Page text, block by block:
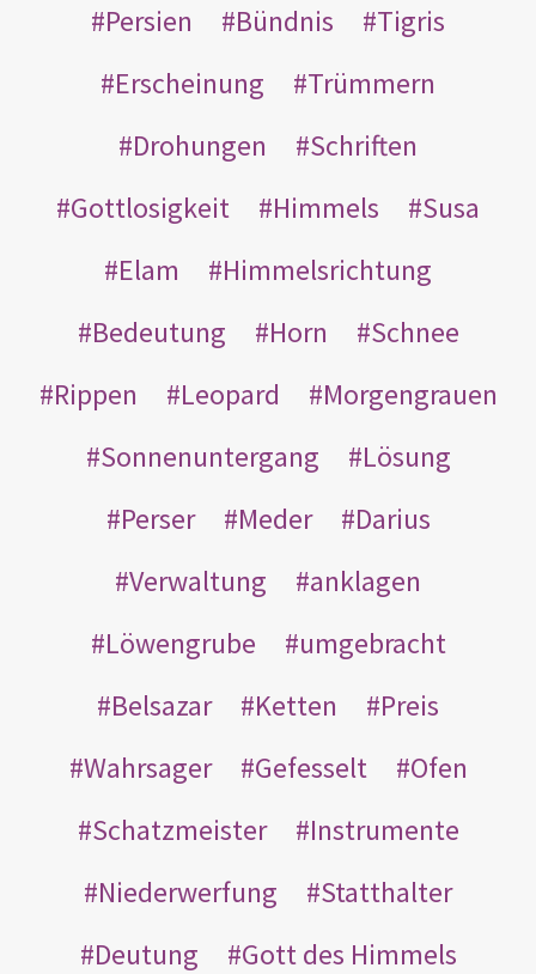
Persien
Bündnis
Tigris
Erscheinung
Trümmern
Drohungen
Schriften
Gottlosigkeit
Himmels
Susa
Elam
Himmelsrichtung
Bedeutung
Horn
Schnee
Rippen
Leopard
Morgengrauen
Sonnenuntergang
Lösung
Perser
Meder
Darius
Verwaltung
anklagen
Löwengrube
umgebracht
Belsazar
Ketten
Preis
Wahrsager
Gefesselt
Ofen
Schatzmeister
Instrumente
Niederwerfung
Statthalter
Deutung
Gott des Himmels